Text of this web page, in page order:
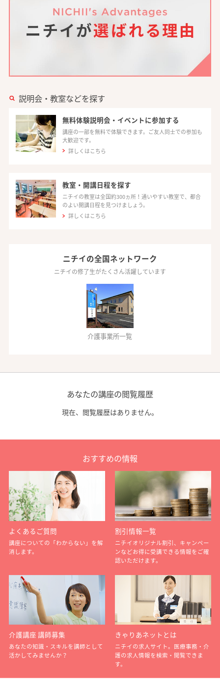
説明会・教室などを探す
無料体験説明会・イベントに参加する
講座の一部を無料で体験できます。ご友人同士での参加も
大歓迎です。
詳しくはこちら
教室・開講日程を探す
ニチイの教室は全国約300ヵ所！通いやすい教室で、都合
のよい開講日程を見つけましょう。
詳しくはこちら
ニチイの全国ネットワーク
ニチイの修了生がたくさん活躍しています
介護事業所一覧
あなたの講座の閲覧履歴
現在、閲覧履歴はありません。
おすすめの情報
よくあるご質問
講座についての「わからない」を解
消します。
割引情報一覧
ニチイオリジナル割引、キャンペー
ンなどお得に受講できる情報をご確
認いただけます。
介護講座 講師募集
あなたの知識・スキルを講師として
活かしてみませんか？
きゃりあネットとは
ニチイの求人サイト。医療事務・介
護の求人情報を検索・閲覧できま
す。